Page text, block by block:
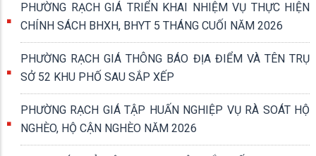
PHƯỜNG RẠCH GIÁ TRIỂN KHAI NHIỆM VỤ THỰC HIỆN
CHÍNH SÁCH BHXH, BHYT 5 THÁNG CUỐI NĂM 2026
PHƯỜNG RẠCH GIÁ THÔNG BÁO ĐỊA ĐIỂM VÀ TÊN TRỤ
SỞ 52 KHU PHỐ SAU SẮP XẾP
PHƯỜNG RẠCH GIÁ TẬP HUẤN NGHIỆP VỤ RÀ SOÁT HỘ
NGHÈO, HỘ CẬN NGHÈO NĂM 2026